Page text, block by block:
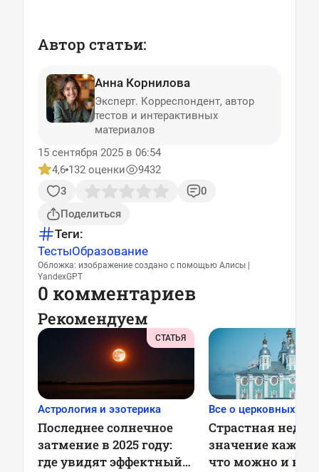
Автор статьи:
Анна Корнилова
Эксперт. Корреспондент, автор
тестов и интерактивных
материалов
15 сентября 2025 в 06:54
4,6 132 оценки
9432
3
0
Поделиться
Теги:
ТестыОбразование
Обложка: изображение создано с помощью Алисы |
YandexGPT
0 комментариев
Рекомендуем
СТАТЬЯ
Астрология и эзотерика
Последнее солнечное
затмение в 2025 году:
где увидят эффектный
Все о церковных
Страстная
значение
что можно и